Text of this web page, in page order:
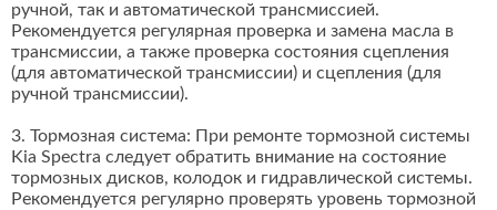
ручной, так и автоматической трансмиссией.
Рекомендуется регулярная проверка и замена масла в
трансмиссии, а также проверка состояния сцепления
(для автоматической трансмиссии) и сцепления (для
ручной трансмиссии).
3. Тормозная система: При ремонте тормозной системы
Kia Spectra следует обратить внимание на состояние
тормозных дисков, колодок и гидравлической системы.
Рекомендуется регулярно проверять уровень тормозной